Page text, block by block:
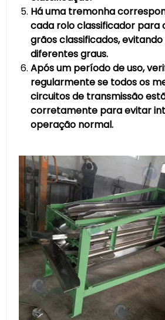
Há uma tremonha
cada rolo classificador para
grãos classificados,
diferentes graus.
Após um período de uso,
regularmente se todos os
circuitos de transmissão
corretamente para evitar
operação normal.